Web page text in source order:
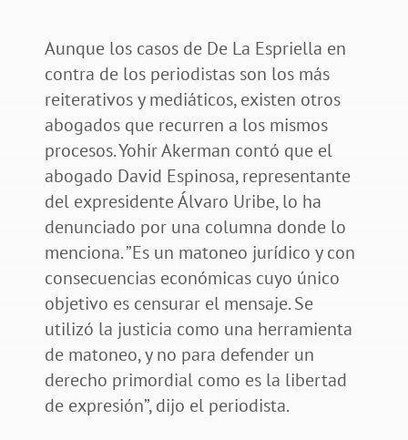
Aunque los casos de De La Espriella en
contra de los periodistas son los más
reiterativos y mediáticos, existen otros
abogados que recurren a los mismos
procesos. Yohir Akerman contó que el
abogado David Espinosa, representante
del expresidente Álvaro Uribe, lo ha
denunciado por una columna donde lo
menciona. ”Es un matoneo jurídico y con
consecuencias económicas cuyo único
objetivo es censurar el mensaje. Se
utilizó la justicia como una herramienta
de matoneo, y no para defender un
derecho primordial como es la libertad
de expresión”, dijo el periodista.